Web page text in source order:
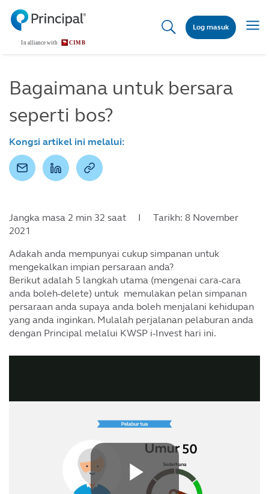
Skip
main
content
Log masuk
Bagaimana untuk bersara
seperti bos?
Kongsi artikel ini melalui:
Jangka masa 2 min 32 saat I Tarikh: 8 November
2021
Adakah anda mempunyai cukup simpanan untuk
mengekalkan impian persaraan anda?
Berikut adalah 5 langkah utama (mengenai cara-cara
anda boleh-delete) untuk memulakan pelan simpanan
persaraan anda supaya anda boleh menjalani kehidupan
yang anda inginkan. Mulalah perjalanan pelaburan anda
dengan Principal melalui KWSP i-Invest hari ini.